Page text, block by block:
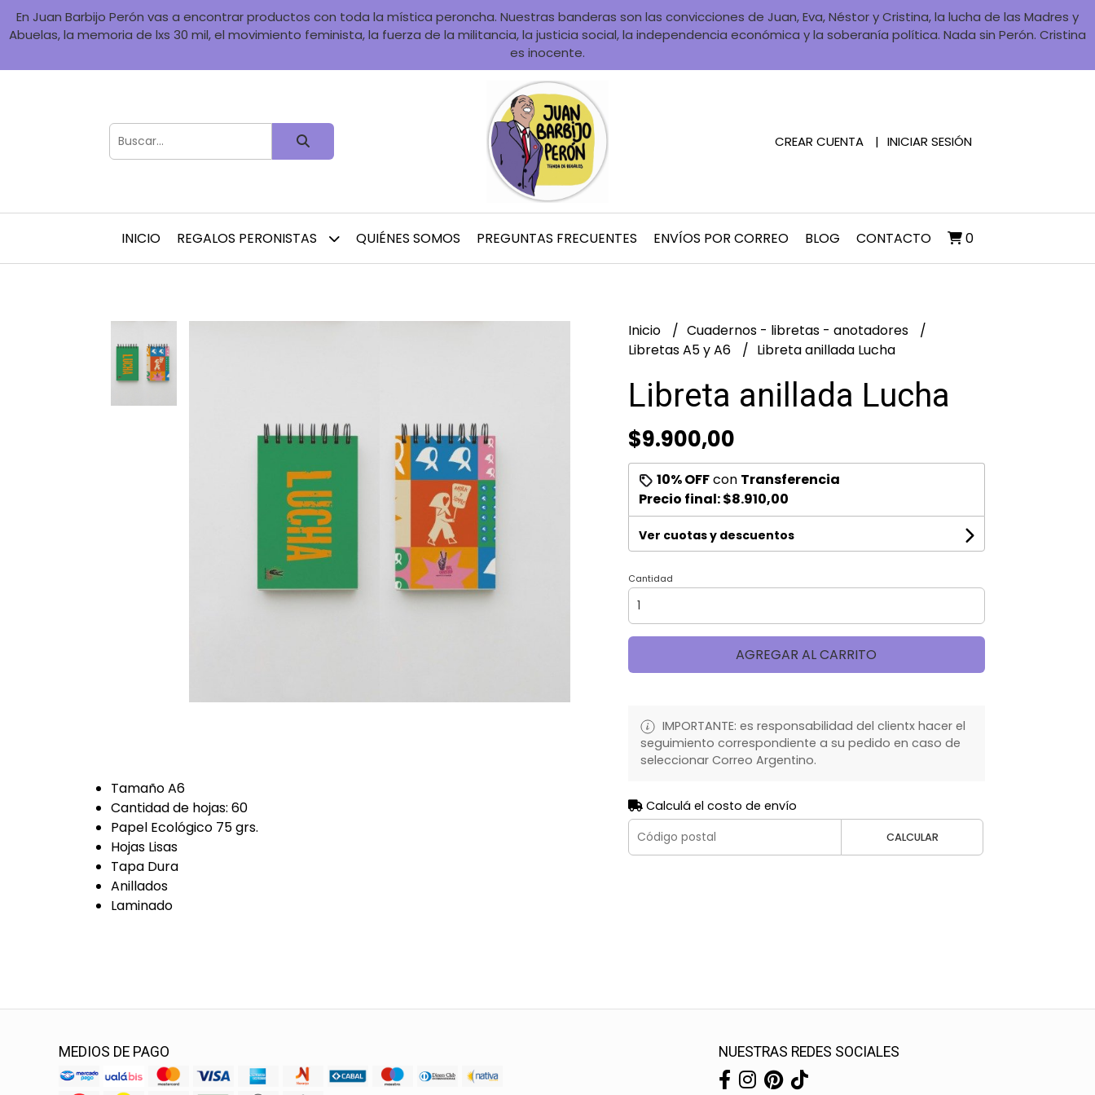
En Juan Barbijo Perón vas a encontrar productos con toda la mística peroncha. Nuestras banderas son las convicciones de Juan, Eva, Néstor y Cristina, la lucha de las Madres y
Abuelas, la memoria de lxs 30 mil, el movimiento feminista, la fuerza de la militancia, la justicia social, la independencia económica y la soberanía política. Nada sin Perón. Cristina
es inocente.
CREAR CUENTA INICIAR SESIÓN
INICIO REGALOS PERONISTAS QUIÉNES SOMOS PREGUNTAS FRECUENTES ENVÍOS POR CORREO BLOG CONTACTO 0
Tamaño A6
Cantidad de hojas: 60
Papel Ecológico 75 grs.
Hojas Lisas
Tapa Dura
Anillados
Laminado
Inicio
Cuadernos - libretas - anotadores
Libretas A5 y A6
Libreta anillada Lucha
Libreta anillada Lucha
$9.900,00
10% OFFcon Transferencia
Precio final:$8.910,00
Ver cuotas y descuentos
Cantidad
AGREGAR AL CARRITO
IMPORTANTE: es responsabilidad del clientx hacer el
seguimiento correspondiente a su pedido en caso de
seleccionar Correo Argentino.
Calculá el costo de envío
CALCULAR
MEDIOS DE PAGO NUESTRAS REDES SOCIALES